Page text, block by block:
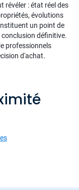
révéler : état réel des
évolutions
un point de
définitive.
professionnels
d'achat.